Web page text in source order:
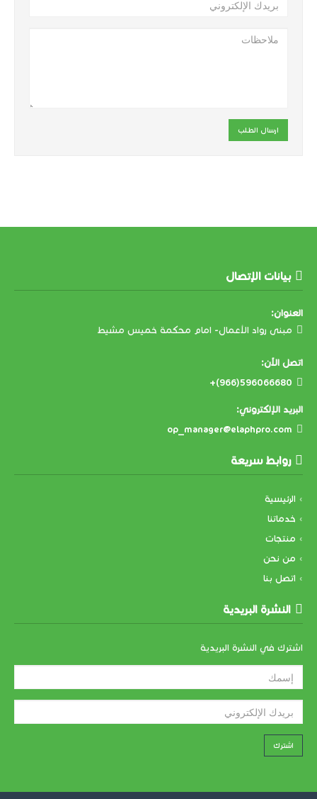
ارسال الطلب
بيانات الإتصال
العنوان:
مبنى رواد الأعمال- امام محكمة خميس مشيط
اتصل الآن:
+(966)596066680
البريد الإلكتروني:
op_manager@elaphpro.com
روابط سريعة
الرئيسية
خدماتنا
منتجات
من نحن
اتصل بنا
النشرة البريدية
اشترك في النشرة البريدية
اشترك